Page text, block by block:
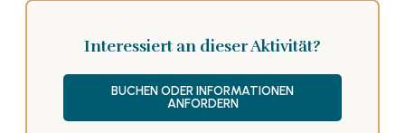
Interessiert an dieser Aktivität?
BUCHEN ODER INFORMATIONEN
ANFORDERN